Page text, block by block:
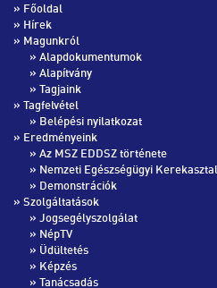
» Főoldal
» Hírek
» Magunkról
» Alapdokumentumok
» Alapítvány
» Tagjaink
» Tagfelvétel
» Belépési nyilatkozat
» Eredményeink
» Az MSZ EDDSZ története
» Nemzeti Egészségügyi Kerekasztal
» Demonstrációk
» Szolgáltatások
» Jogsegélyszolgálat
» NépTV
» Üdültetés
» Képzés
» Tanácsadás